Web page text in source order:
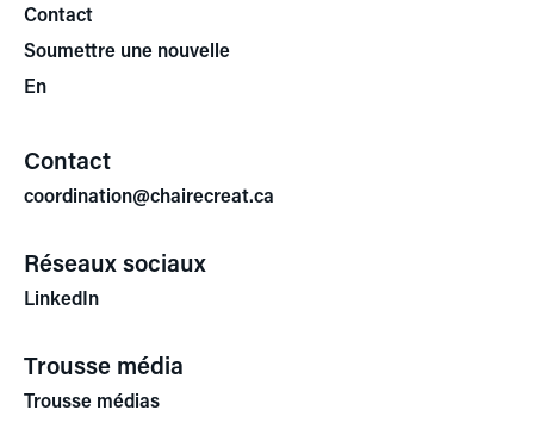
Contact
Soumettre une nouvelle
En
Contact
coordination@chairecreat.ca
Réseaux sociaux
LinkedIn
Trousse média
Trousse médias